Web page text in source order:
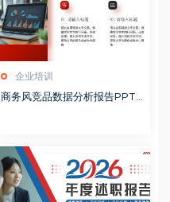
企业培训
商务风竞品数据分析报告PPT